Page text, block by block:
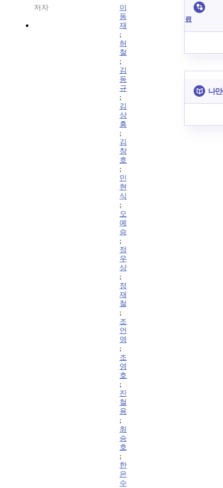
저자
이
동
재
;
허
철
;
김
동
규
;
김
상
흥
;
김
창
호
;
민
현
식
;
오
예
승
;
정
우
상
;
정
재
철
;
조
언
영
;
조
영
호
;
진
철
용
;
최
승
호
;
한
은
수
료
나